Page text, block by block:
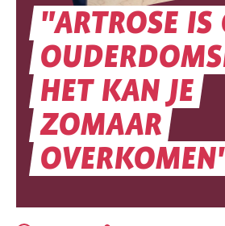
"ARTROSE
IS
GEEN
"ARTROSE IS
HET KAN JE
ZOMAAR